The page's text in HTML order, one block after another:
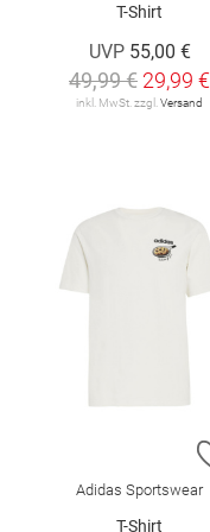
T-Shirt
UVP 55,00 €
49,99 € 29,99 €
inkl. MwSt. zzgl. Versand
Adidas Sportswear
T-Shirt